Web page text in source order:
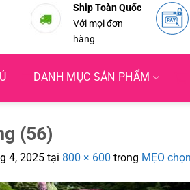
Ship Toàn Quốc
Với mọi đơn
hàng
DANH MỤC SẢN PHẨM
(56)
4, 2025 tại 800 × 600 trong MẸO